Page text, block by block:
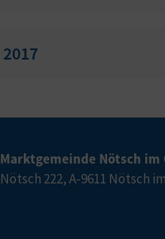
2017
Marktgemeinde Nötsch im
Nötsch 222, A-9611 Nötsch